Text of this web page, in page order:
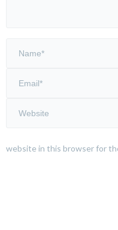
website in this browser for